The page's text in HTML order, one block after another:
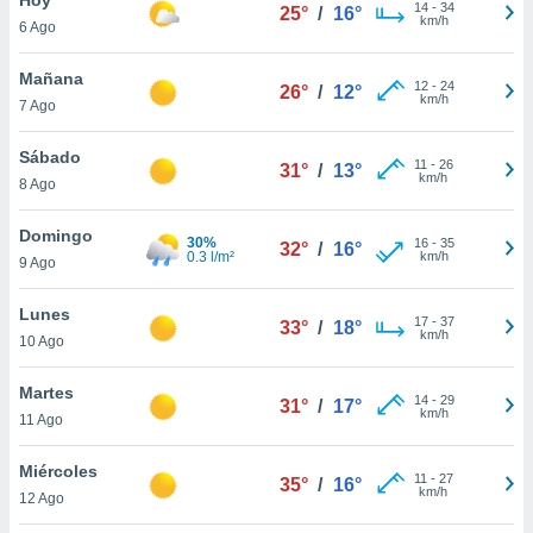
en
más
nuestra
de
cookies
aceptar
6 Ago
25° / 16° 14- 34
km/h
Mañana
7 Ago
26° / 12° 12- 24
km/h
Sábado
8 Ago
31° / 13° 11 - 26
km/h
Domingo
9 Ago
30%
0.3 l/m²
32° / 16° 16- 35
km/h
Lunes
10 Ago
33° / 18° 17- 37
km/h
Martes
11 Ago
31° / 17° 14- 29
km/h
Miércoles
12 Ago
35° / 16° 11 - 27
km/h